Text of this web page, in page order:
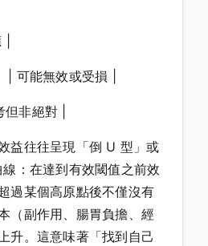
| 可能無效或受損 |
非絕對 |
益往往呈現「倒 U 型」或
線：在達到有效閾值之前效
過某個高原點後不僅沒有
（副作用、腸胃負擔、經
升。這意味著「找到自己